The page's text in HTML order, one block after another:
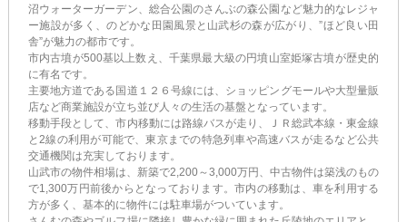
沼ウォーターガーデン、総合公園のさんぶの森公園など魅力的なレジャ
ー施設が多く、のどかな田園風景と山武杉の森が広がり、”ほど良い田
舎”が魅力の都市です。
市内古墳が500基以上数え、千葉県最大級の円墳山室姫塚古墳が歴史的
に有名です。
主要地方道である国道１２６号線には、ショッピングモールや大型量販
店など商業施設が立ち並び人々の生活の基盤となっています。
移動手段として、市内移動には路線バスが走り、ＪＲ総武本線・東金線
と2線の利用が可能で、東京までの特急列車や高速バスが走るなど公共
交通機関は充実しております。
山武市の物件相場は、新築で2,200～3,000万円、中古物件は築浅のもの
で1,300万円前後からとなっております。市内の移動は、車を利用する
方が多く、基本的に物件には駐車場がついています。